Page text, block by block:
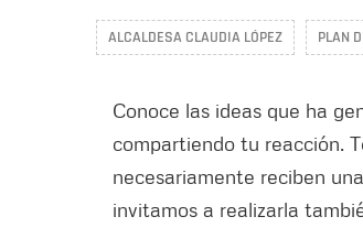
ALCALDESA CLAUDIA LÓPEZ PLAN
Conoce las ideas que ha
compartiendo tu reacción.
necesariamente reciben
invitamos a realizarla